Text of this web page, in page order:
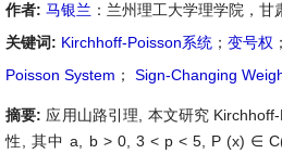
作者: 马银兰 ：兰州理工大学理学院，甘
关键词: Kirchhoff-Poisson系统 ； 变号权 ；
Poisson System ； Sign-Changing
摘要: 应用山路引理, 本文研究
性, 其中 a, b > 0, 3 < p < 5, P (x) ∈